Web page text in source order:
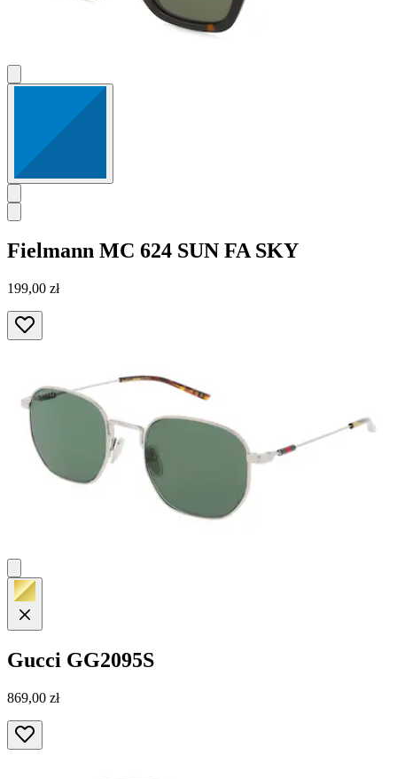
Fielmann MC 624 SUN FA SKY
199,00 zł
Gucci GG2095S
869,00 zł